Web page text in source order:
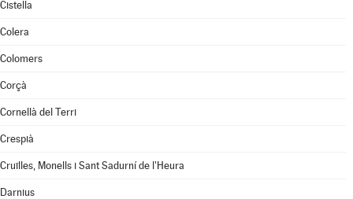
Cistella
Colera
Colomers
Corçà
Cornellà del Terri
Crespià
Cruïlles, Monells i Sant Sadurní de l'Heura
Darnius